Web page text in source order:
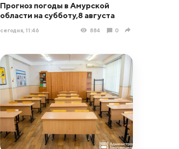
Прогноз погоды в Амурской
области на субботу,8 августа
сегодня, 11:46 884 0